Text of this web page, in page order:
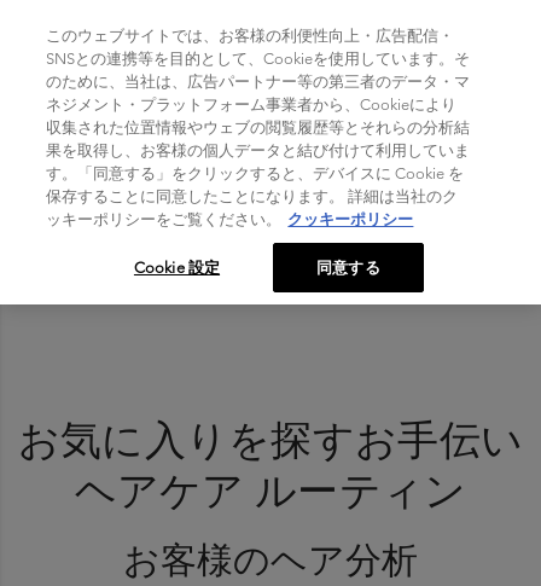
TOGGLE NAVIGATION
Home >
ヘアカウンセリング
お気に入りを探すお手伝い
ヘアケア ルーティン
お客様のヘア分析
このウェブサイトでは、お客様の利便性向上・広告配信・
SNSとの連携等を目的として、Cookieを使用しています。そ
のために、当社は、広告パートナー等の第三者のデータ・マ
ネジメント・プラットフォーム事業者から、Cookieにより
収集された位置情報やウェブの閲覧履歴等とそれらの分析結
果を取得し、お客様の個人データと結び付けて利用していま
す。「同意する」をクリックすると、デバイスに Cookie を
保存することに同意したことになります。 詳細は当社のク
ッキーポリシーをご覧ください。
クッキーポリシー
Cookie 設定 同意する